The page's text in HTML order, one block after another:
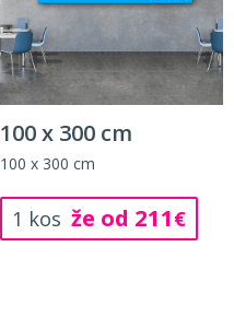
100 x 300 cm
100 x 300 cm
1 kos že od 211 €